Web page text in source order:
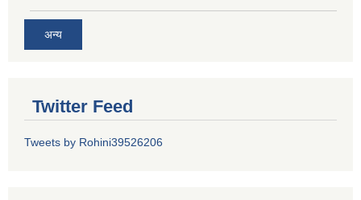
अन्य
Twitter Feed
Tweets by Rohini39526206